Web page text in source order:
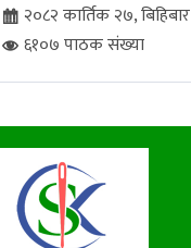
२०८२ कार्तिक २७, बिहिबार
६१०७ पाठक संख्या